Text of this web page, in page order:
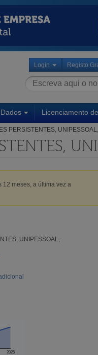
Login Registo
Licenciamento
PERSISTENTES,
12 meses, a última vez a
UNIPESSOAL,
2025